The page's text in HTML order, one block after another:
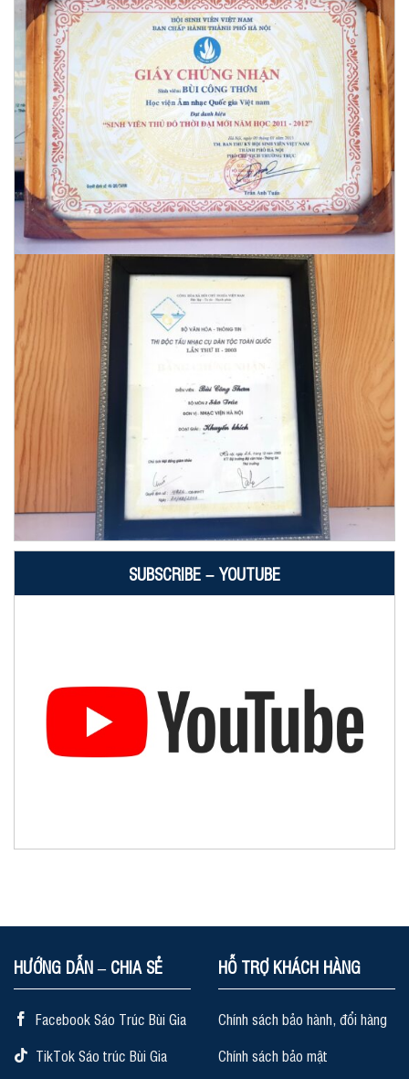
SUBSCRIBE – YOUTUBE
HƯỚNG DẪN – CHIA SẺ
Facebook Sáo Trúc Bùi Gia
TikTok Sáo trúc Bùi Gia
HỖ TRỢ KHÁCH HÀNG
Chính sách bảo hành, đổi hàng
Chính sách bảo mật